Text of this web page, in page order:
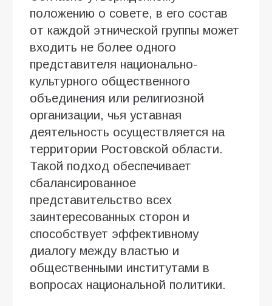
положению о совете, в его состав
от каждой этнической группы может
входить не более одного
представителя национально-
культурного общественного
объединения или религиозной
организации, чья уставная
деятельность осуществляется на
территории Ростовской области.
Такой подход обеспечивает
сбалансированное
представительство всех
заинтересованных сторон и
способствует эффективному
диалогу между властью и
общественными институтами в
вопросах национальной политики.